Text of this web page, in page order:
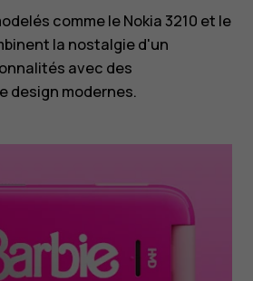
comme le Nokia 3210 et le
la nostalgie d'un
avec des
design modernes.